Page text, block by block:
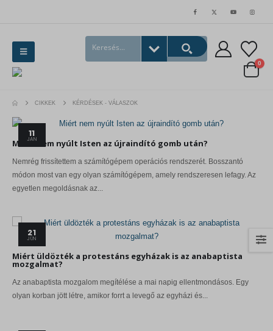
0
CIKKEK KÉRDÉSEK - VÁLASZOK
11
JAN
Miért nem nyúlt Isten az újraindító gomb után?
Nemrég frissítettem a számítógépem operációs rendszerét. Bosszantó
módon most van egy olyan számítógépem, amely rendszeresen lefagy. Az
egyetlen megoldásnak az...
21
JÚN
Miért üldözték a protestáns egyházak is az anabaptista
mozgalmat?
Az anabaptista mozgalom megítélése a mai napig ellentmondásos. Egy
olyan korban jött létre, amikor forrt a levegő az egyházi és...